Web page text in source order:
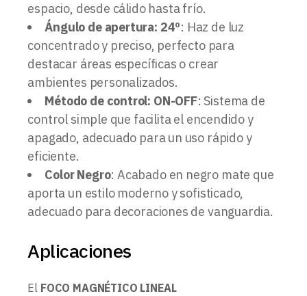
espacio, desde cálido hasta frío.
Ángulo de apertura: 24º: Haz de luz
concentrado y preciso, perfecto para
destacar áreas específicas o crear
ambientes personalizados.
Método de control: ON-OFF: Sistema de
control simple que facilita el encendido y
apagado, adecuado para un uso rápido y
eficiente.
Color Negro: Acabado en negro mate que
aporta un estilo moderno y sofisticado,
adecuado para decoraciones de vanguardia.
Aplicaciones
El FOCO MAGNÉTICO LINEAL